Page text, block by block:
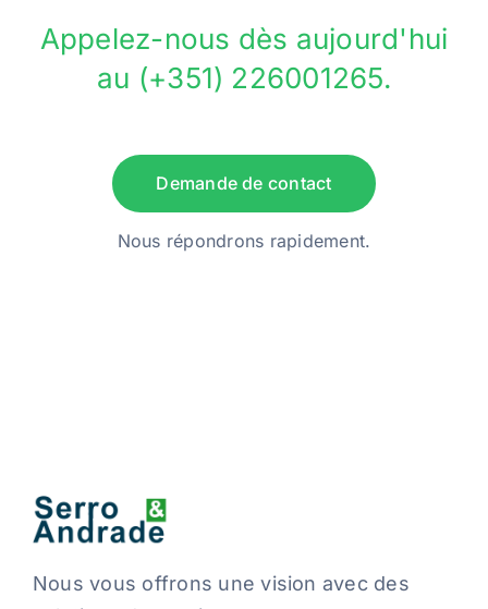
Appelez-nous dès aujourd'hui
au (+351) 226001265.
Demande de contact
Nous répondrons rapidement.
Nous vous offrons une vision avec des